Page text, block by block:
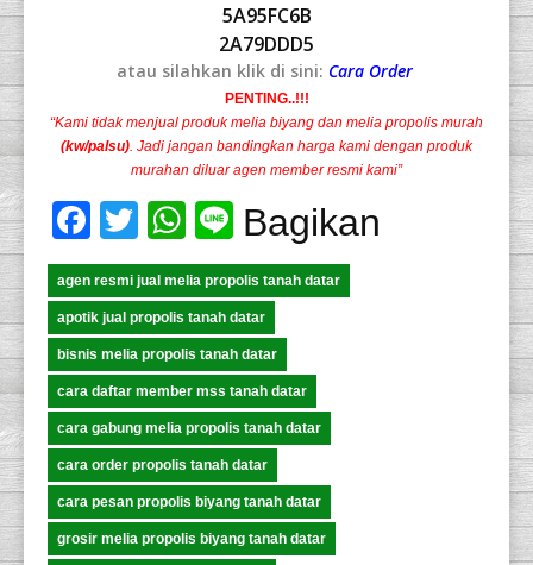
5A95FC6B
2A79DDD5
atau silahkan klik di sini: Cara Order
PENTING..!!!
“Kami tidak menjual produk melia biyang dan melia propolis murah
(kw/palsu) . Jadi jangan bandingkan harga kami dengan produk
murahan diluar agen member resmi kami”
Facebook
Twitter
WhatsApp
Line
Bagikan
agen resmi jual melia propolis tanah datar
apotik jual propolis tanah datar
bisnis melia propolis tanah datar
cara daftar member mss tanah datar
cara gabung melia propolis tanah datar
cara order propolis tanah datar
cara pesan propolis biyang tanah datar
grosir melia propolis biyang tanah datar